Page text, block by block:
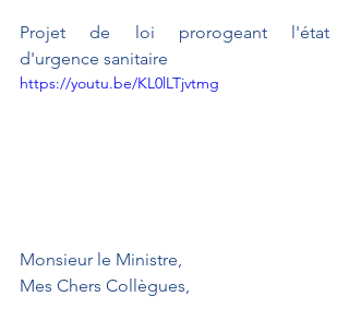
Projet de loi prorogeant l'état
d'urgence sanitaire
https://youtu.be/KL0lLTjvtmg
Monsieur le Ministre,
Mes Chers Collègues,